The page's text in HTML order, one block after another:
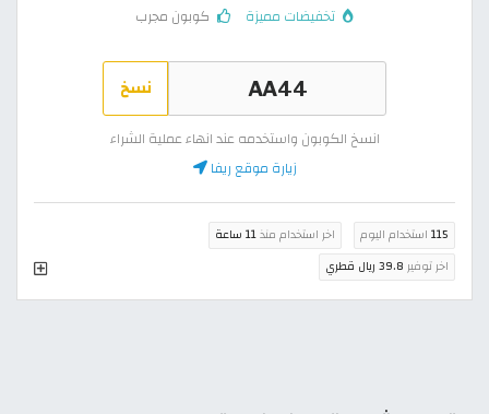
تخفيضات مميزة كوبون مجرب
نسخ
انسخ الكوبون واستخدمه عند انهاء عملية الشراء
زيارة موقع ريفا
115 استخدام اليوم اخر استخدام منذ11 ساعة
اخر توفير 39.8 ريال قطري